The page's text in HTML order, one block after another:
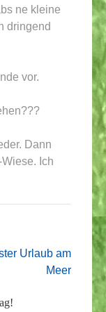
ne kleine
dringend
vor.
Dann
Ich
Urlaub am
Meer